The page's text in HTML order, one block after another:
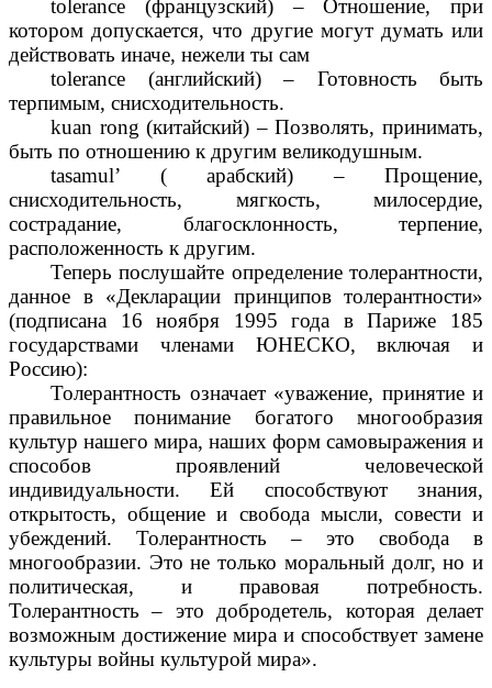
tolerance (французский) – Отношение, при
котором допускается, что другие могут думать или
действовать иначе, нежели ты сам
tolerance (английский) – Готовность быть
терпимым, снисходительность.
kuan rong (китайский) – Позволять, принимать,
быть по отношению к другим великодушным.
tasamul’ ( арабский) – Прощение,
снисходительность, мягкость, милосердие,
сострадание, благосклонность, терпение,
расположенность к другим.
Теперь послушайте определение толерантности,
данное в «Декларации принципов толерантности»
(подписана 16 ноября 1995 года в Париже 185
государствами членами ЮНЕСКО, включая и
Россию):
Толерантность означает «уважение, принятие и
правильное понимание богатого многообразия
культур нашего мира, наших форм самовыражения и
способов проявлений человеческой
индивидуальности. Ей способствуют знания,
открытость, общение и свобода мысли, совести и
убеждений. Толерантность – это свобода в
многообразии. Это не только моральный долг, но и
политическая, и правовая потребность.
Толерантность – это добродетель, которая делает
возможным достижение мира и способствует замене
культуры войны культурой мира».